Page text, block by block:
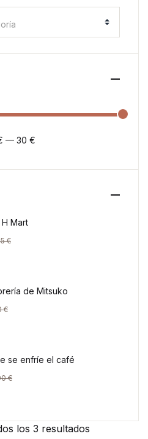
los 3 resultados
— 30 €
Mart
€
de Mitsuko
€
se enfríe el café
€